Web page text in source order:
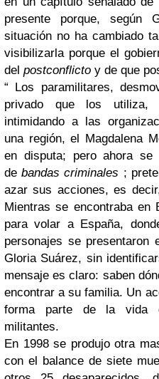
presente porque, según
situación no ha cambiado
visibilizarla porque el
del postconflicto y de que
“ Los paramilitares,
privado que los utiliza,
intimidando a las
una región, el Magdalena
en disputa; pero ahora se
debandas criminales ;
azar sus acciones, es
Mientras se encontraba en
para volar a España,
personajes se presentaron
Gloria Suárez, sin
mensaje es claro: saben
encontrar a su familia. Un
forma parte de la vida
militantes.
En 1998 se produjo otra
con el balance de siete